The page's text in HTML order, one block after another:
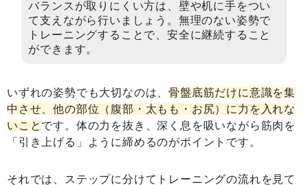
バランスが取りにくい方は、壁や机に手をつい
て支えながら行いましょう。無理のない姿勢で
トレーニングすることで、安全に継続すること
ができます。
いずれの姿勢でも大切なのは、骨盤底筋だけに意識を集
中させ、他の部位（腹部・太もも・お尻）に力を入れな
いこと です。体の力を抜き、深く息を吸いながら筋肉を
「引き上げる」ように締めるのがポイントです。
それでは、ステップに分けてトレーニングの流れを見て